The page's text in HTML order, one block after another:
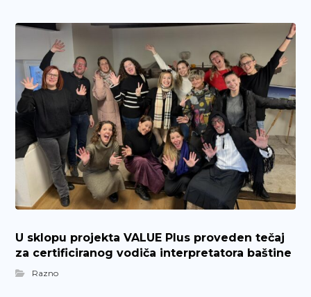
U sklopu projekta VALUE Plus proveden tečaj
za certificiranog vodiča interpretatora baštine
Razno